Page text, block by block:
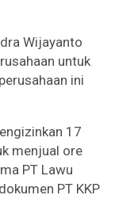
Wijayanto
untuk
ini
17
menjual ore
PT Lawu
PT KKP